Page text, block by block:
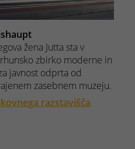
žena Jutta sta v
zbirko moderne in
javnost odprta od
zasebnem muzeju.
razstavišča